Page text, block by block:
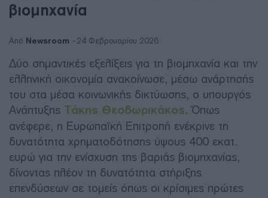
βιομηχανία
Από Newsroom 24 Φεβρουαρίου 2026
Δύο σημαντικές εξελίξεις για τη βιομηχανία και την
ελληνική οικονομία ανακοίνωσε, μέσω ανάρτησής
του στα μέσα κοινωνικής δικτύωσης, ο υπουργός
Ανάπτυξης Τάκης Θεοδωρικάκος. Όπως
ανέφερε, η Ευρωπαϊκή Επιτροπή ενέκρινε τη
δυνατότητα χρηματοδότησης ύψους 400 εκατ.
ευρώ για την ενίσχυση της βαριάς βιομηχανίας,
δίνοντας πλέον τη δυνατότητα στήριξης
επενδύσεων σε τομείς όπως οι κρίσιμες πρώτες